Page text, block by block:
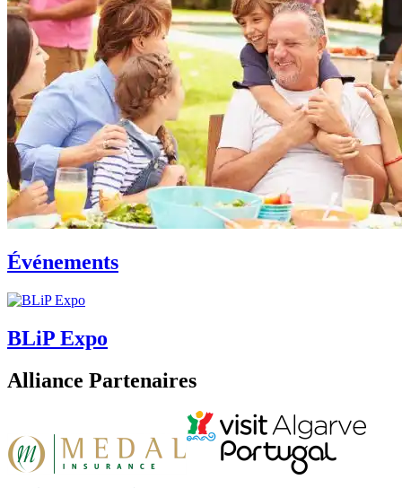
Événements
BLiP Expo
Alliance Partenaires